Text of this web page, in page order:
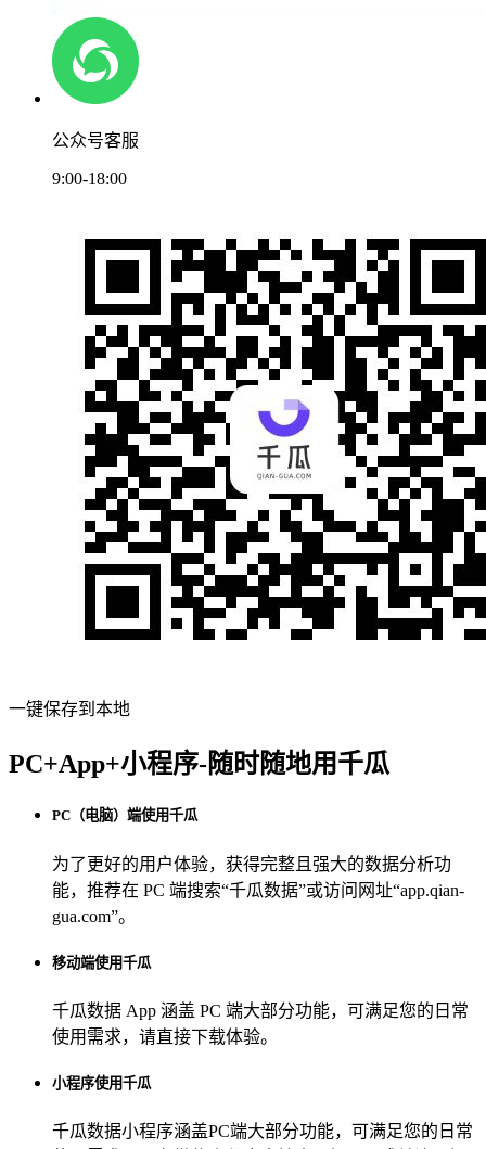
公众号客服
9:00-18:00
一键保存到本地
PC+App+小程序-随时随地用千瓜
PC（电脑）端使用千瓜
为了更好的用户体验，获得完整且强大的数据分析功
能，推荐在 PC 端搜索“千瓜数据”或访问网址“app.qian-
gua.com”。
移动端使用千瓜
千瓜数据 App 涵盖 PC 端大部分功能，可满足您的日常
使用需求，请直接下载体验。
小程序使用千瓜
千瓜数据小程序涵盖PC端大部分功能，可满足您的日常